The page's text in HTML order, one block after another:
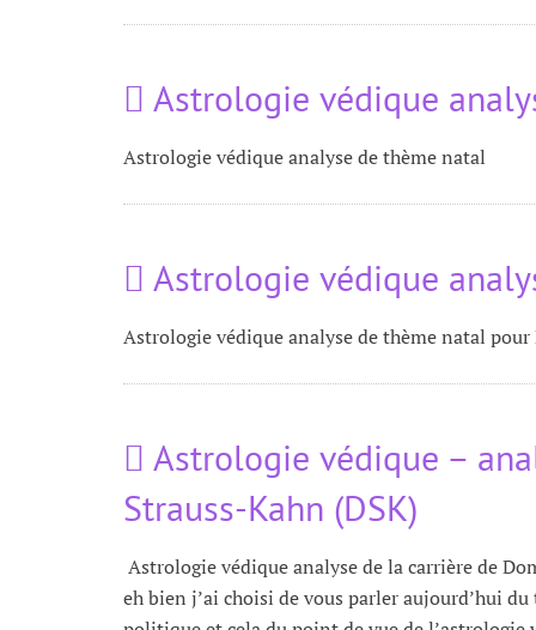
Astrologie védique
Astrologie védique analyse de thème natal
Astrologie védique
Astrologie védique analyse de thème natal pour
Astrologie védique –
Strauss-Kahn (DSK)
Astrologie védique analyse de la carrière de
eh bien j’ai choisi de vous parler aujourd’hui